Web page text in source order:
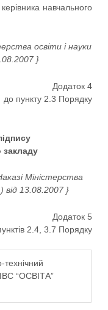
навчального
освіти і науки
}
Додаток 4
до пункту 2.3 Порядку
закладу
Міністерства
від 13.08.2007 }
Додаток 5
2.4, 3.7 Порядку
“ОСВІТА”